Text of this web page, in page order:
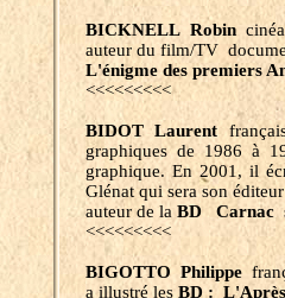
BICKNELL Robin
auteur du film/TV
L'énigme des premiers
<<<<<<<<<
BIDOT Laurent
graphiques de 1986 à
graphique. En 2001, il
Glénat qui sera son
auteur de la BD Carnac
<<<<<<<<<
BIGOTTO Philippe
a illustré les BD :